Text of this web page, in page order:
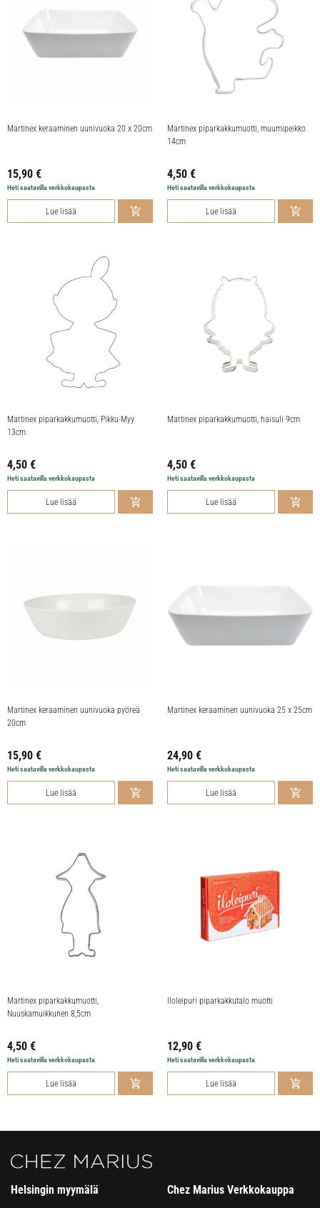
Martinex keraaminen uunivuoka 20 x 20cm
15,90 €
Heti saatavilla verkkokaupasta
Lue lisää
Martinex piparkakkumuotti, muumipeikko
14cm
4,50 €
Heti saatavilla verkkokaupasta
Lue lisää
Martinex piparkakkumuotti, Pikku-Myy
13cm
4,50 €
Heti saatavilla verkkokaupasta
Lue lisää
Martinex piparkakkumuotti, haisuli 9cm
4,50 €
Heti saatavilla verkkokaupasta
Lue lisää
Martinex keraaminen uunivuoka pyöreä
20cm
15,90 €
Heti saatavilla verkkokaupasta
Lue lisää
Martinex keraaminen uunivuoka 25 x 25cm
24,90 €
Heti saatavilla verkkokaupasta
Lue lisää
Martinex piparkakkumuotti,
Nuuskamuikkunen 8,5cm
4,50 €
Heti saatavilla verkkokaupasta
Lue lisää
Iloleipuri piparkakkutalo muotti
12,90 €
Heti saatavilla verkkokaupasta
Lue lisää
Helsingin myymälä Chez Marius Verkkokauppa